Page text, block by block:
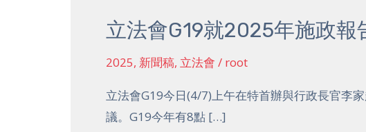
立法會G19就2025年施政報
2025, 新聞稿, 立法會 / root
立法會G19今日(4/7)上午在特首辦與行政長官李
議。G19今年有8點 […]
立
會
G19
就